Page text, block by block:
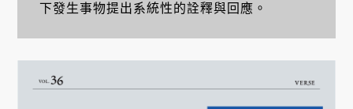
下發生事物提出系統性的詮釋與回應。